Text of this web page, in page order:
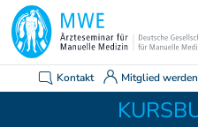
Kontakt Mitglied werden